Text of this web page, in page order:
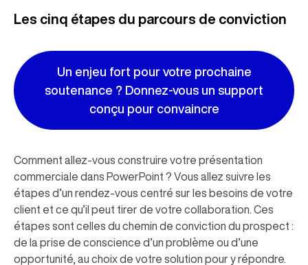
Les cinq étapes du parcours de conviction
Un enjeu fort pour votre prochaine
soutenance ? Donnez-vous un support
conçu pour convaincre
Comment allez-vous construire votre présentation
commerciale dans PowerPoint ? Vous allez suivre les
étapes d’un rendez-vous centré sur les besoins de votre
client et ce qu’il peut tirer de votre collaboration. Ces
étapes sont celles du chemin de conviction du prospect :
de la prise de conscience d’un problème ou d’une
opportunité, au choix de votre solution pour y répondre.